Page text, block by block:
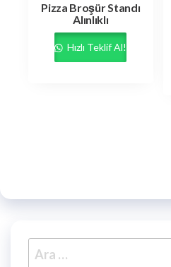
Pizza Broşür Standı
Alınlıklı
Hızlı Teklif Al!